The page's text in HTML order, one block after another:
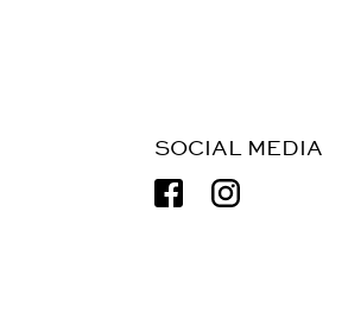
SOCIAL MEDIA